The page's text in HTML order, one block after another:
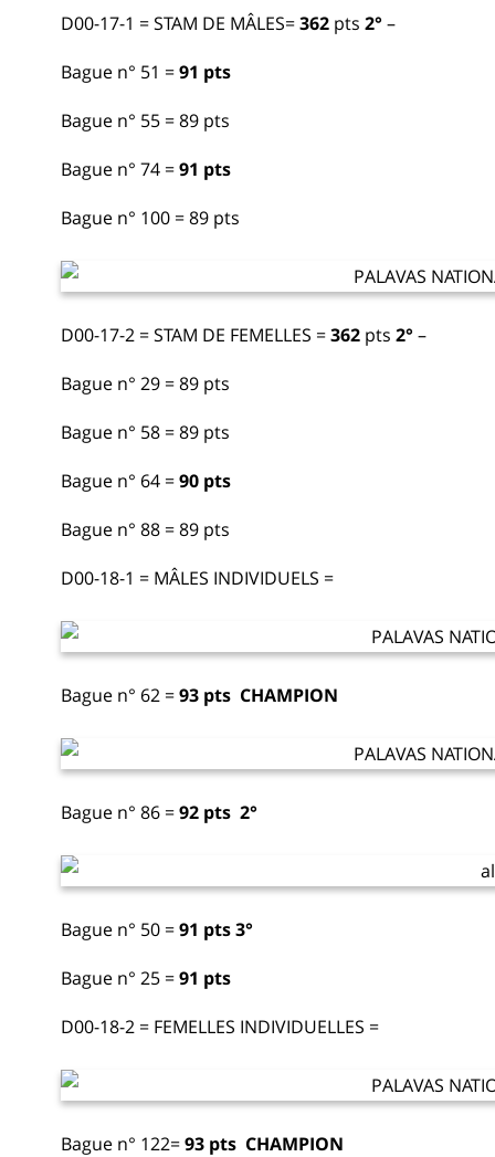
D00-17-1 = STAM DE MÂLES=362 pts 2° –
Bague n° 51 =91 pts
Bague n° 55 = 89 pts
Bague n° 74 =91 pts
Bague n° 100 = 89 pts
D00-17-2 = STAM DE FEMELLES =362 pts 2° –
Bague n° 29 = 89 pts
Bague n° 58 = 89 pts
Bague n° 64 =90 pts
Bague n° 88 = 89 pts
D00-18-1 = MÂLES INDIVIDUELS =
Bague n° 62 =93 pts CHAMPION
Bague n° 86 =92 pts 2°
Bague n° 50 =91 pts 3°
Bague n° 25 =91 pts
D00-18-2 = FEMELLES INDIVIDUELLES =
Bague n° 122=93 pts CHAMPION